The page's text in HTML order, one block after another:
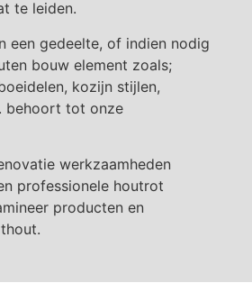
te leiden.
een gedeelte, of indien nodig
bouw element zoals;
kozijn stijlen,
behoort tot onze
werkzaamheden
professionele houtrot
producten en